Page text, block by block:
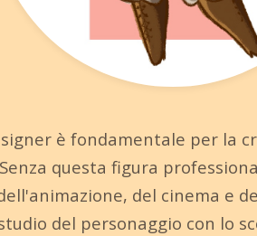
è fondamentale per la
questa figura
del cinema e
del personaggio con lo